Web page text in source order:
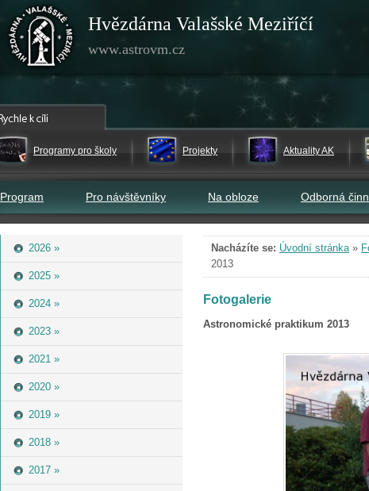
Hvězdárna Valašské Meziříčí
www.astrovm.cz
Programy pro školy Projekty Aktuality AK
Program Pro návštěvníky Na obloze Odborná
2026 »
2025 »
2024 »
2023 »
2021 »
2020 »
2019 »
2018 »
2017 »
Nacházíte se: Úvodní stránka»
2013
Fotogalerie
Astronomické praktikum 2013